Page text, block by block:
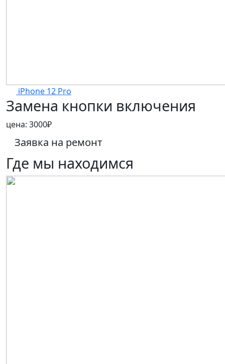
iPhone 12 Pro
Замена кнопки включения
цена: 3000₽
Заявка на ремонт
Где мы находимся